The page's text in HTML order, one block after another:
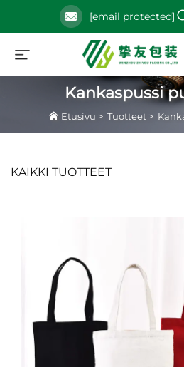
[email protected]
Kankaspussi
Etusivu > Tuotteet >
KAIKKI TUOTTEET